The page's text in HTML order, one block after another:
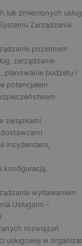
lub zmienionych usług
Zarządzania
poziomem
zarządzanie
planowanie budżetu i
potencjałem
związkami
incydentami,
konfiguracją,
wydawaniem
Usługami –
rozwiązań
usługowej w